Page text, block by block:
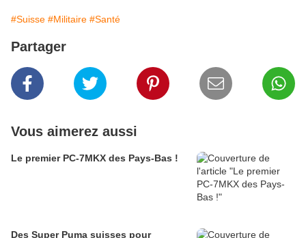
#Suisse #Militaire #Santé
Partager
Vous aimerez aussi
Le premier PC-7MKX des Pays-Bas !
Des Super Puma suisses pour